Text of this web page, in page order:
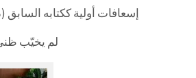
إسعافات أولية ككتابه
لم يخيّب